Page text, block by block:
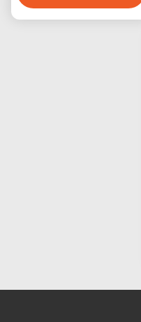
للديكور الداخلي والخارجي